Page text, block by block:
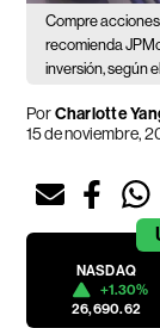
Compre
recomienda
inversión, según
PorCharlotte
15 de noviembre,
NASDAQ
+1.30%
26,690.62